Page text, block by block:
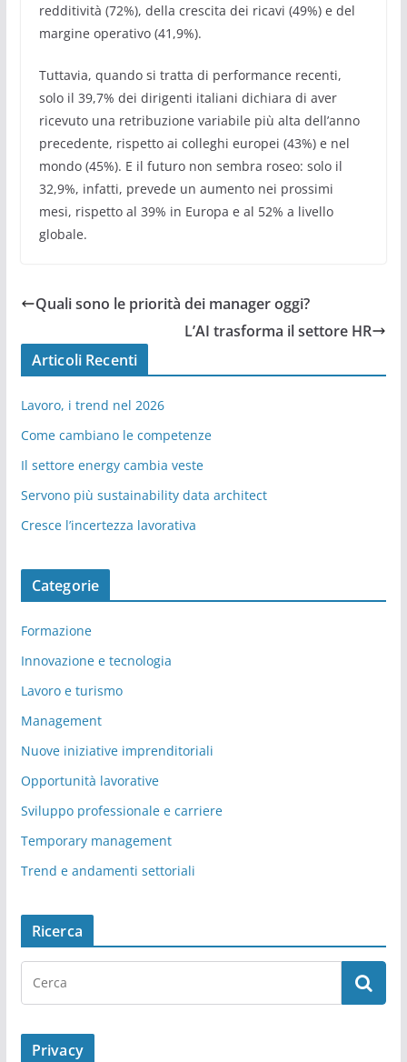
redditività (72%), della crescita dei ricavi (49%) e del
margine operativo (41,9%).
Tuttavia, quando si tratta di performance recenti,
solo il 39,7% dei dirigenti italiani dichiara di aver
ricevuto una retribuzione variabile più alta dell’anno
precedente, rispetto ai colleghi europei (43%) e nel
mondo (45%). E il futuro non sembra roseo: solo il
32,9%, infatti, prevede un aumento nei prossimi
mesi, rispetto al 39% in Europa e al 52% a livello
globale.
Quali sono le priorità dei manager oggi?
L’AI trasforma il settore HR
Articoli Recenti
Lavoro, i trend nel 2026
Come cambiano le competenze
Il settore energy cambia veste
Servono più sustainability data architect
Cresce l’incertezza lavorativa
Categorie
Formazione
Innovazione e tecnologia
Lavoro e turismo
Management
Nuove iniziative imprenditoriali
Opportunità lavorative
Sviluppo professionale e carriere
Temporary management
Trend e andamenti settoriali
Ricerca
Privacy